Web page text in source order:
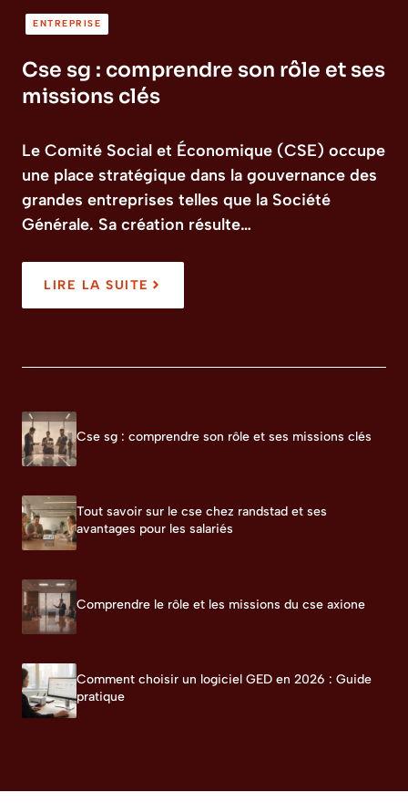
ENTREPRISE
Cse sg : comprendre son rôle et ses
missions clés
Le Comité Social et Économique (CSE) occupe
une place stratégique dans la gouvernance des
grandes entreprises telles que la Société
Générale. Sa création résulte…
LIRE LA SUITE
Cse sg : comprendre son rôle et ses missions clés
Tout savoir sur le cse chez randstad et ses
avantages pour les salariés
Comprendre le rôle et les missions du cse axione
Comment choisir un logiciel GED en 2026 : Guide
pratique